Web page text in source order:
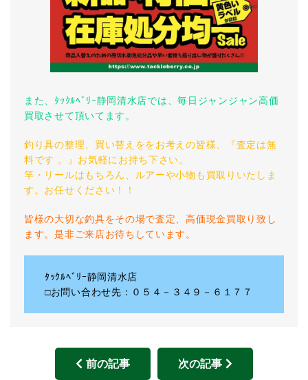
また、ﾀｯｸﾙﾍﾞﾘｰ静岡清水店では、毎日ジャンジャン高価
買取させて頂いてます。
釣り具の整理、買い替えををお考えの皆様、『査定は無
料です 。』お気軽にお持ち下さい。
竿・リールはもちろん、ルアーや小物も買取りいたしま
す。お任せください！！
皆様の大切な釣具をその場で査定、高価現金買取り致し
ます。是非ご来店お待ちしています。
ﾀｯｸﾙﾍﾞﾘｰ静岡清水店
□お問い合わせ先：０５４－３４９－６１７７
前の記事 次の記事